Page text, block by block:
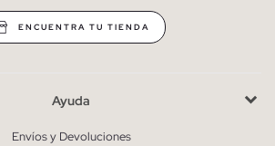
ENCUENTRA TU TIENDA
Ayuda
Envíos y Devoluciones